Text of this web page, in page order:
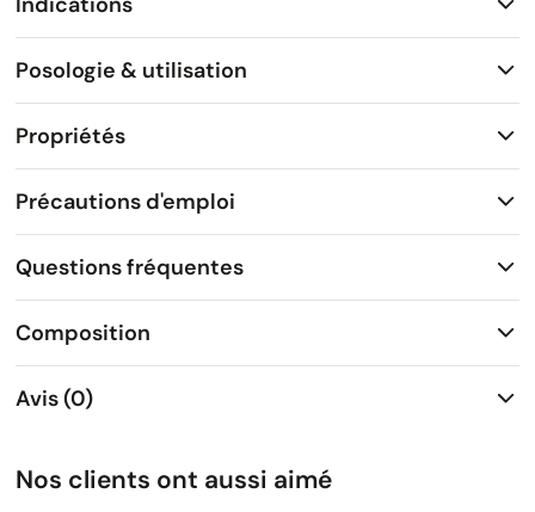
Posologie & utilisation
Propriétés
Précautions d'emploi
Questions fréquentes
Composition
Avis (0)
Nos clients ont aussi aimé